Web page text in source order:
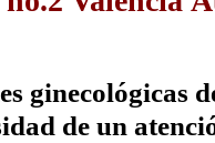
ginecológicas
de un